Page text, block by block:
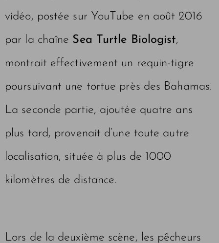
vidéo, postée sur YouTube en août 2016
par la chaîne Sea Turtle Biologist,
montrait effectivement un requin-tigre
poursuivant une tortue près des Bahamas.
La seconde partie, ajoutée quatre ans
plus tard, provenait d’une toute autre
localisation, située à plus de 1000
kilomètres de distance.
Lors de la deuxième scène, les pêcheurs